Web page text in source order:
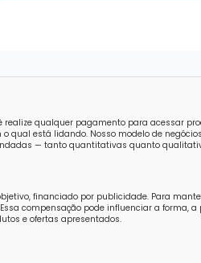
qualquer pagamento para acessar
o qual está lidando. Nosso modelo de
— tanto quantitativas quanto
financiado por publicidade. Para
compensação pode influenciar a forma,
e ofertas apresentados.